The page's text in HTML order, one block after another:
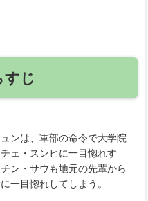
すじ
ンは、軍部の命令で大学院
ェ・スンヒに一目惚れす
ン・サウも地元の先輩から
一目惚れしてしまう。